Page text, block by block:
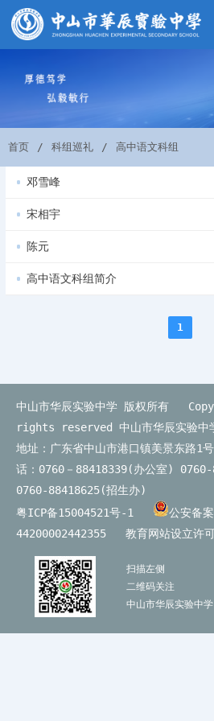
首页 科组巡礼 高中语文科组
邓雪峰
宋相宇
陈元
高中语文科组简介
1
中山市华辰实验中学 版权所有
rights reserved 中山市华辰实验中
地址：广东省中山市港口镇美景东
话：0760－88418339(办公室)
0760-88418625(招生办)
粤ICP备15004521号-1
公安备案
44200002442355
教育网站设立许
扫描左侧
二维码关注
中山市华辰实验中学